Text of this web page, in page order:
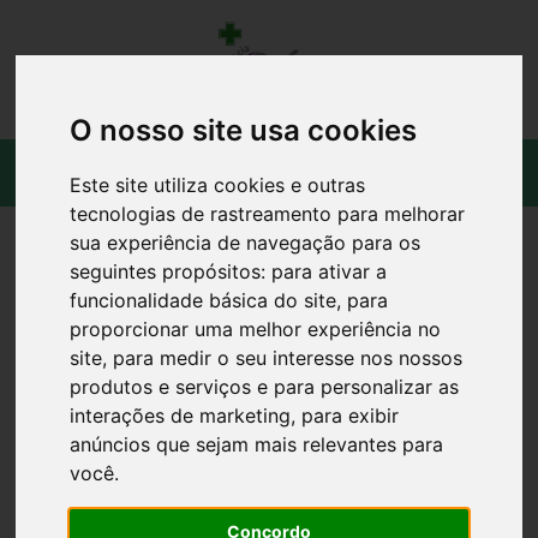
O nosso site usa cookies
Este site utiliza cookies e outras
tecnologias de rastreamento para melhorar
sua experiência de navegação para os
seguintes propósitos: para ativar a
funcionalidade básica do site, para
proporcionar uma melhor experiência no
site, para medir o seu interesse nos nossos
produtos e serviços e para personalizar as
interações de marketing, para exibir
anúncios que sejam mais relevantes para
você.
Concordo